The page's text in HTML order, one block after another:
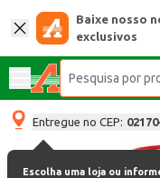
Baixe nosso
exclusivos
Entregue no CEP:
Escolha uma loja ou